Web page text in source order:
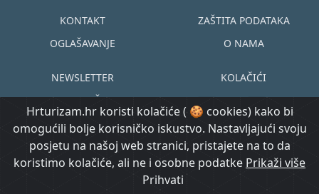
Hrturizam.hr koristi kolačiće ( 🍪 cookies) kako bi
omogućili bolje korisničko iskustvo. Nastavljajući svoju
posjetu na našoj web stranici, pristajete na to da
koristimo kolačiće, ali ne i osobne podatke Prikaži više
Prihvati
KONTAKT
OGLAŠAVANJE
ZAŠTITA PODATAKA
O NAMA
NEWSLETTER
UVJETI KORIŠTENJA
KOLAČIĆI
EN HR
© Copyright
2015.-2026.
@ Created by
Morgan Code
Prijavi se